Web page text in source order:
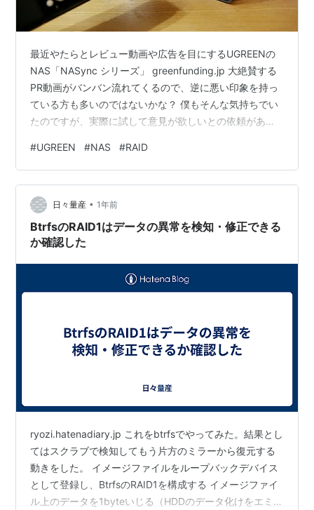
最近やたらとレビュー動画や広告を目にするUGREENの
NAS「NASync シリーズ」 greenfunding.jp 大絶賛する
PR動画がバンバン流れてくるので、逆に悪い印象を持っ
ている方も多いのではないかな？ 僕もそんな気持ちでい
たのですが、実際に試して意見が欲しいとの依頼があっ
搭載できる「NASync DXP4800 Plus」 ちょっと不明瞭
で分かりづらい点が目についたので、実際に使ってみて
良いところ悪いところを率直な意見としてまとめまし
た。 機材は提供されたものですが、PRではなくあくまで
もレビューとしてお受けしています。 まずN…
#UGREEN #NAS #RAID
日々量産 • 1年前
BtrfsのRAID1はデータの異常を検知・修正できる
か確認した
ryozi.hatenadiary.jp これをbtrfsでやってみた。結果とし
てはスクラブで検知してもう片方のミラーから復元する
動きをした。 イメージファイルをループバックデバイス
として登録し、BtrfsのRAID1を構成する イメージファイ
ル上のデータを1byteいじる（HDDのデータ化けをエミュ